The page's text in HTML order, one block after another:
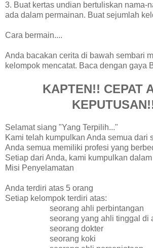
3. Buat kertas undian bertuliskan nama-
ada dalam permainan. Buat sejumlah
Cara bermain....
Anda bacakan cerita di bawah sembari
kelompok mencatat. Baca dengan gaya
KAPTEN!! CEPAT
Selamat siang "Yang Terpilih..."
Kami telah kumpulkan Anda semua dari
Anda semua memiliki profesi yang
Setiap dari Anda, kami kumpulkan
Misi Penyelamatan
Anda terdiri atas 5 orang
Setiap kelompok terdiri atas:
seorang ahli perbintangan
seorang yang ahli tinggal di
seorang dokter
seorang koki